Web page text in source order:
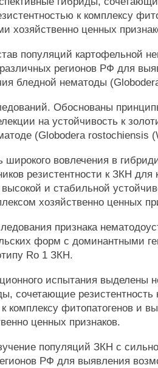
к комплексу
хозяйственно ценных
популяций картофельной
регионов РФ для
бледной нематоды
Обоснованы
на устойчивость к
(Globodera rostochiensis
широкого вовлечения в
резистентности к ЗКН
и стабильной
хозяйственно ценных
признака
форм с доминантными
Ro 1 ЗКН.
испытания выделены
сочетающие резистентность
комплексу фитопатогенов и
ценных признаков.
популяций ЗКН с
РФ для выявления